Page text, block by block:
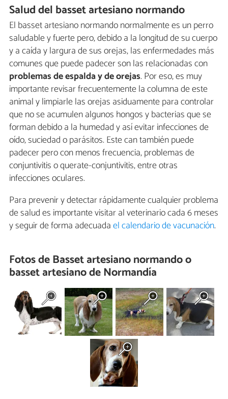
Salud del basset artesiano normando
El basset artesiano normando normalmente es un perro
saludable y fuerte pero, debido a la longitud de su cuerpo
y a caída y largura de sus orejas, las enfermedades más
comunes que puede padecer son las relacionadas con
problemas de espalda y de orejas. Por eso, es muy
importante revisar frecuentemente la columna de este
animal y limpiarle las orejas asiduamente para controlar
que no se acumulen algunos hongos y bacterias que se
forman debido a la humedad y así evitar infecciones de
oído, suciedad o parásitos. Este can también puede
padecer pero con menos frecuencia, problemas de
conjuntivitis o querate-conjuntivitis, entre otras
infecciones oculares.
Para prevenir y detectar rápidamente cualquier problema
de salud es importante visitar al veterinario cada 6 meses
y seguir de forma adecuadael calendario de vacunación.
Fotos de Basset artesiano normando o
basset artesiano de Normandía